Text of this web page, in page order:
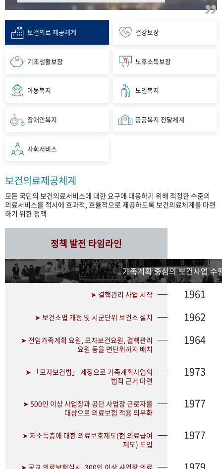
보건의료 제공체계 건강보장
기초생활보장 노후소득보장
아동복지 노인복지
장애인복지 공공복지 전달체계
사회서비스
보건의료제공체계
모든 국민의 보건의료서비스에 대한 요구에 대응하기 위해 적정한 수준의
의료서비스를 적시에 효과적, 효율적으로 제공하도록 보건의료체계를 마련
하기 위한 정책
정책 발전 타임라인
가족계획 중심의 보건사업 수
➤ 결핵관리 사업 시작 1961
➤ 보건소법 개정 및 시군단위 보건소 설치 1962
➤ 전임가족계획 요원, 모자보건요원, 결핵관리
요원 등을 면단위까지 배치
1964
➤ 「모자보건법」 제정으로 가족계획사업의
법적 근거 마련
1973
➤ 500인 이상 사업장과 공단 사업장 근로자를
대상으로 의료보험 적용 의무화
1977
➤ 저소득층에 대한 의료보호제도(현 의료급여
제도) 도입
1977